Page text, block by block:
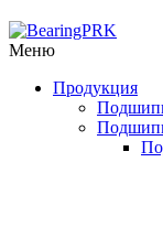
Меню
Продукция